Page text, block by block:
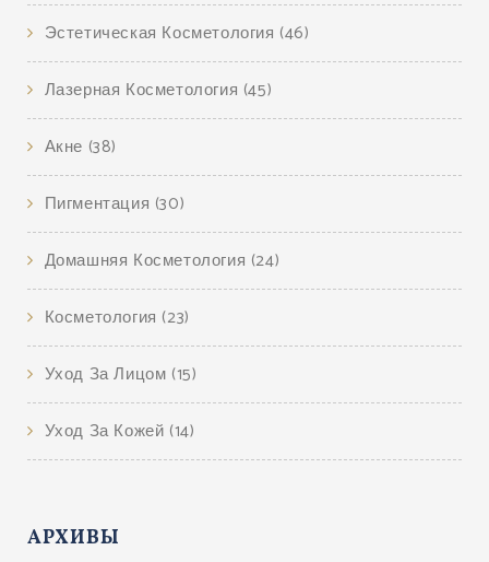
Эстетическая Косметология (46)
Лазерная Косметология (45)
Акне (38)
Пигментация (30)
Домашняя Косметология (24)
Косметология (23)
Уход За Лицом (15)
Уход За Кожей (14)
АРХИВЫ